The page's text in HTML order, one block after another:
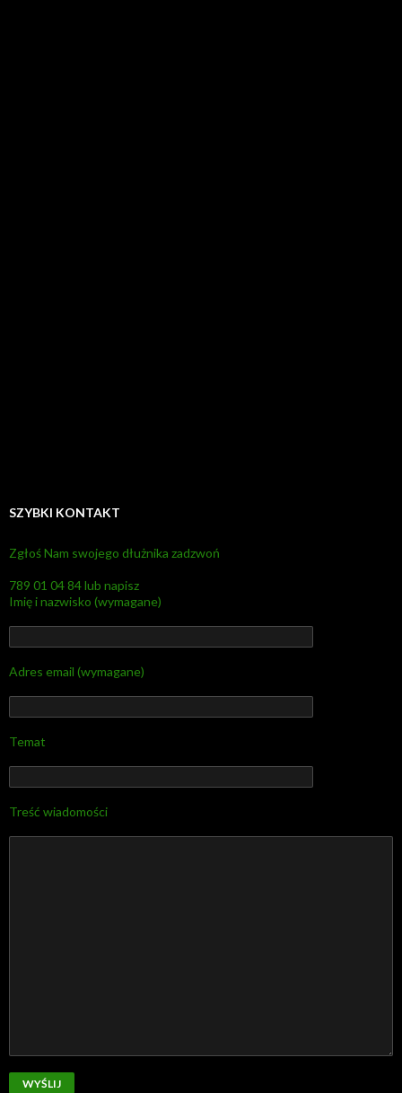
SZYBKI KONTAKT
Zgłoś Nam swojego dłużnika zadzwoń
789 01 04 84 lub napisz
Imię i nazwisko (wymagane)
Adres email (wymagane)
Temat
Treść wiadomości